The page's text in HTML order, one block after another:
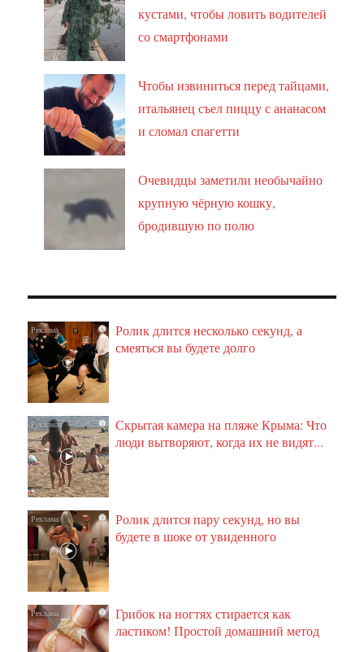
кустами, чтобы ловить водителей
со смартфонами
Чтобы извиниться перед тайцами,
итальянец съел пиццу с ананасом
и сломал спагетти
Очевидцы заметили необычайно
крупную чёрную кошку,
бродившую по полю
i
Ролик длится несколько секунд, а
смеяться вы будете долго
i
Скрытая камера на пляже Крыма: Что
люди вытворяют, когда их не видят...
i
Ролик длится пару секунд, но вы
будете в шоке от увиденного
i
Грибок на ногтях стирается как
ластиком! Простой домашний метод